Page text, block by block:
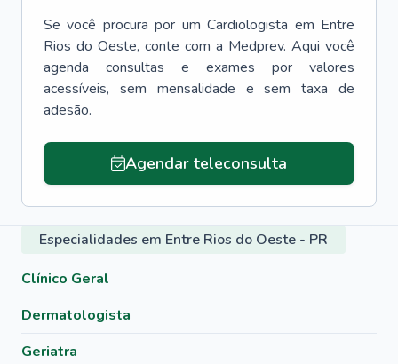
Se você procura por um Cardiologista em Entre
Rios do Oeste, conte com a Medprev. Aqui você
agenda consultas e exames por valores
acessíveis, sem mensalidade e sem taxa de
adesão.
Agendar teleconsulta
Especialidades em Entre Rios do Oeste - PR
Clínico Geral
Dermatologista
Geriatra